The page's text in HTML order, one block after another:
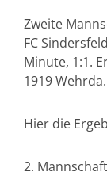
Zweite
FC
Minute, 1:1.
1919 Wehrda.
Hier die
2. Mannschaft